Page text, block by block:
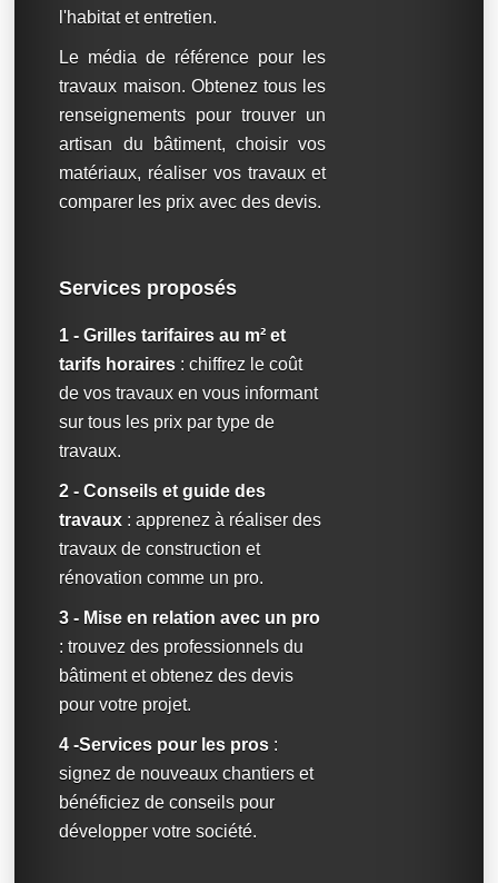
l'habitat et entretien.
Le média de référence pour les
travaux maison. Obtenez tous les
renseignements pour trouver un
artisan du bâtiment, choisir vos
matériaux, réaliser vos travaux et
comparer les prix avec des devis.
Services proposés
1 - Grilles tarifaires au m² et
tarifs horaires : chiffrez le coût
de vos travaux en vous informant
sur tous les prix par type de
travaux.
2 - Conseils et guide des
travaux : apprenez à réaliser des
travaux de construction et
rénovation comme un pro.
3 - Mise en relation avec un pro
: trouvez des professionnels du
bâtiment et obtenez des devis
pour votre projet.
4 -Services pour les pros :
signez de nouveaux chantiers et
bénéficiez de conseils pour
développer votre société.